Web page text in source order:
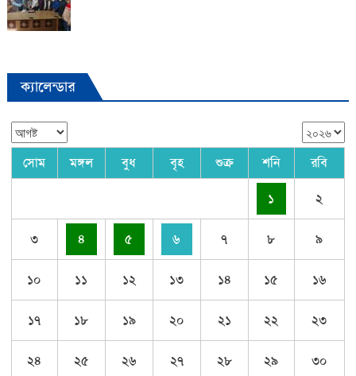
ক্যালেন্ডার
সোম মঙ্গল বুধ বৃহ শুক্র শনি রবি
১ ২
৩ ৪ ৫ ৬ ৭ ৮ ৯
১০ ১১ ১২ ১৩ ১৪ ১৫ ১৬
১৭ ১৮ ১৯ ২০ ২১ ২২ ২৩
২৪ ২৫ ২৬ ২৭ ২৮ ২৯ ৩০